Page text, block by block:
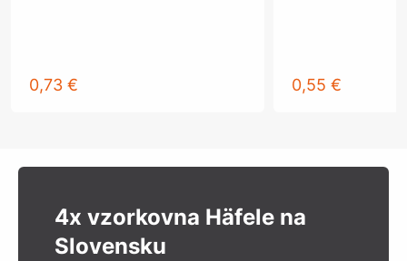
0,73 € 0,55 €
4x vzorkovna Häfele na
Slovensku